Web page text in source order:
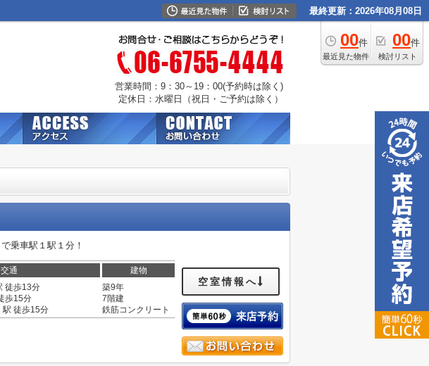
最終更新：2026年08月08日
00件
最近見た物件
00件
検討リスト
営業時間：9：30～19：00(予約時は除く)
定休日：水曜日（祝日・ご予約は除く）
乗車駅１駅１分！
交通 建物
徒歩13分
歩15分
駅 徒歩15分
築9年
7階建
鉄筋コンクリート
空室情報へ